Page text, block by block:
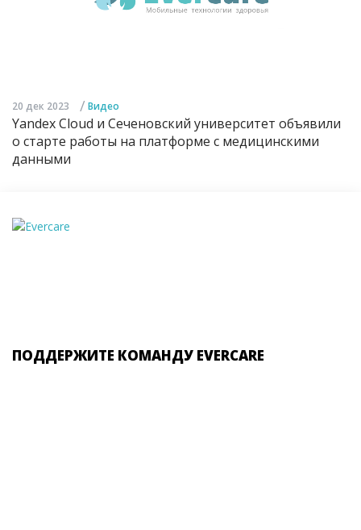
20 дек 2023 / Видео
Yandex Cloud и Сеченовский университет объявили
о старте работы на платформе с медицинскими
данными
ПОДДЕРЖИТЕ КОМАНДУ EVERCARE